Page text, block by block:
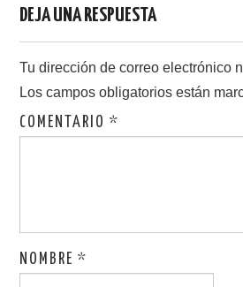
DEJA UNA RESPUESTA
Tu dirección de correo electrónico
Los campos obligatorios están
COMENTARIO*
NOMBRE*